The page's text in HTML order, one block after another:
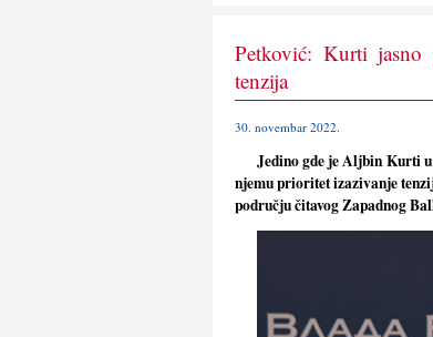
Petković: Kurti
tenzija
30. novembar 2022.
Jedino gde je Aljbin Kurti
njemu prioritet izazivanje
području čitavog Zapadnog